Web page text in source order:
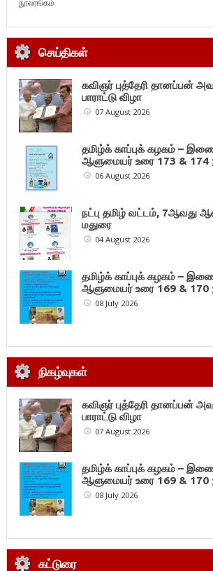
செய்திகள்
கவிஞர் புத்தேரி தானப்பன்
பாராட்டு விழா
07 August 2026
தமிழ்க் காப்புக் கழகம் –
ஆளுமையர் உரை 173 & 174
06 August 2026
நட்பு தமிழ் வட்டம், 7ஆவது
மதுரை
04 August 2026
தமிழ்க் காப்புக் கழகம் –
ஆளுமையர் உரை 169 & 170
08 July 2026
நிகழ்வுகள்
கவிஞர் புத்தேரி தானப்பன்
பாராட்டு விழா
07 August 2026
தமிழ்க் காப்புக் கழகம் –
ஆளுமையர் உரை 169 & 170
08 July 2026
கட்டுரை